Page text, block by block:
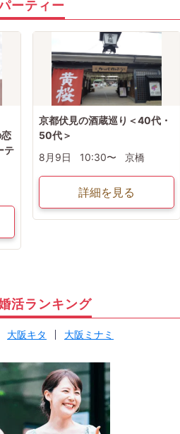
ーティー
テ
京都伏見の酒蔵巡り＜40代・
50代＞
8月9日
10:30〜 京橋
詳細を見る
活ランキング
大阪キタ 大阪ミナミ